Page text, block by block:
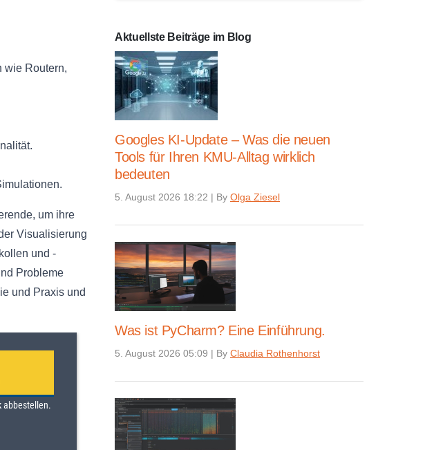
wie Routern,
um ihre
Visualisierung
und -
Probleme
und Praxis und
Aktuellste Beiträge im Blog
Googles KI-Update – Was die neuen
Tools für Ihren KMU-Alltag wirklich
bedeuten
5. August 2026 18:22 | By Olga Ziesel
Was ist PyCharm? Eine Einführung.
5. August 2026 05:09 | By Claudia Rothenhorst